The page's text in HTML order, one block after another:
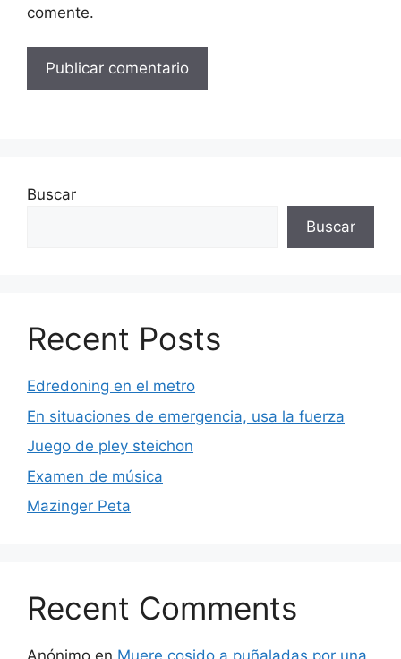
comente.
Buscar
Buscar
Recent Posts
Edredoning en el metro
En situaciones de emergencia, usa la fuerza
Juego de pley steichon
Examen de música
Mazinger Peta
Recent Comments
Anónimo en Muere cosido a puñaladas por una